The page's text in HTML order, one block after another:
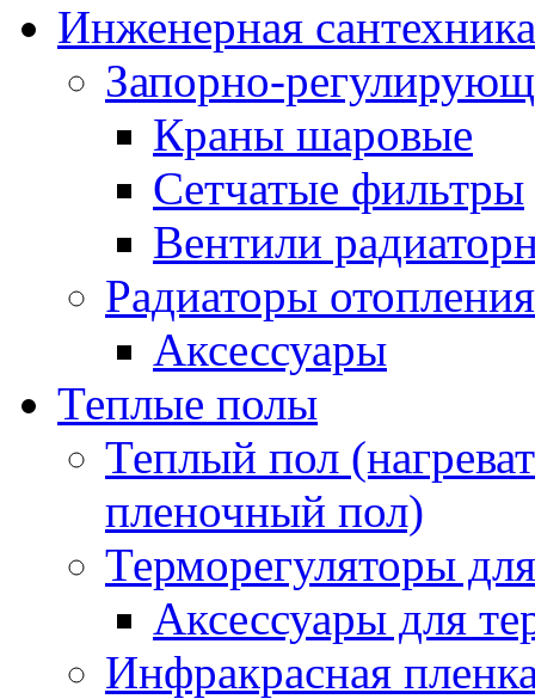
Инженерная сантехника
Запорно-
Краны шаровые
Сетчатые фильтры
Вентили
Радиаторы отопления
Аксессуары
Теплые полы
Теплый пол
пленочный пол)
Терморегуляторы
Аксессуары для
Инфракрасная